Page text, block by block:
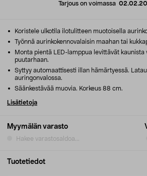
Tarjous on voimassa
Myymälän varasto
Hakee varastosaldoa...
Koristele ulkotila ilotulitteen muotoisella
Työnnä aurinkokennovalaisin maahan tai
Monta pientä LED-lamppua levittävät kaunista
puutarhaan.
Syttyy automaattisesti illan hämärtyessä.
auringonvalossa.
Säänkestävää muovia. Korkeus 88 cm.
Lisätietoja
Tuotetiedot